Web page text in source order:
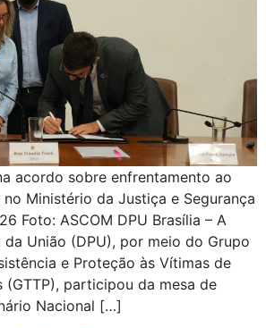
acordo sobre enfrentamento ao
Ministério da Justiça e Segurança
Foto: ASCOM DPU Brasília – A
da União (DPU), por meio do Grupo
e Proteção às Vítimas de
(GTTP), participou da mesa de
Nacional […]